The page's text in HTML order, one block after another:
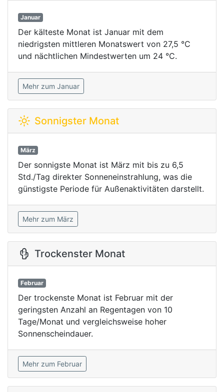
Januar
Der kälteste Monat ist Januar mit dem
niedrigsten mittleren Monatswert von 27,5 °C
und nächtlichen Mindestwerten um 24 °C.
Mehr zum Januar
Sonnigster Monat
März
Der sonnigste Monat ist März mit bis zu 6,5
Std./Tag direkter Sonneneinstrahlung, was die
günstigste Periode für Außenaktivitäten darstellt.
Mehr zum März
Trockenster Monat
Februar
Der trockenste Monat ist Februar mit der
geringsten Anzahl an Regentagen von 10
Tage/Monat und vergleichsweise hoher
Sonnenscheindauer.
Mehr zum Februar